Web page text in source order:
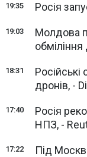
19:35 Росія
19:03
Молдова
обміління
18:31
дронів, -
17:40
Росія
НПЗ, -
17:22
Під